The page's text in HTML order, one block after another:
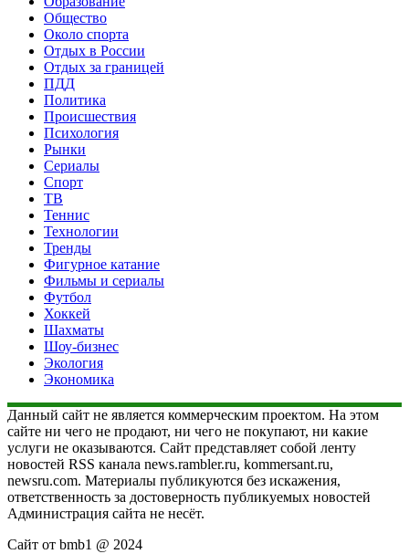
Общество
Около спорта
Отдых в России
Отдых за границей
ПДД
Политика
Происшествия
Психология
Рынки
Сериалы
Спорт
ТВ
Теннис
Технологии
Тренды
Фигурное катание
Фильмы и сериалы
Футбол
Хоккей
Шахматы
Шоу-бизнес
Экология
Экономика
Данный сайт не является коммерческим проектом. На этом
сайте ни чего не продают, ни чего не покупают, ни какие
услуги не оказываются. Сайт представляет собой ленту
новостей RSS канала news.rambler.ru, kommersant.ru,
newsru.com. Материалы публикуются без искажения,
ответственность за достоверность публикуемых новостей
Администрация сайта не несёт.
Сайт от bmb1 @ 2024